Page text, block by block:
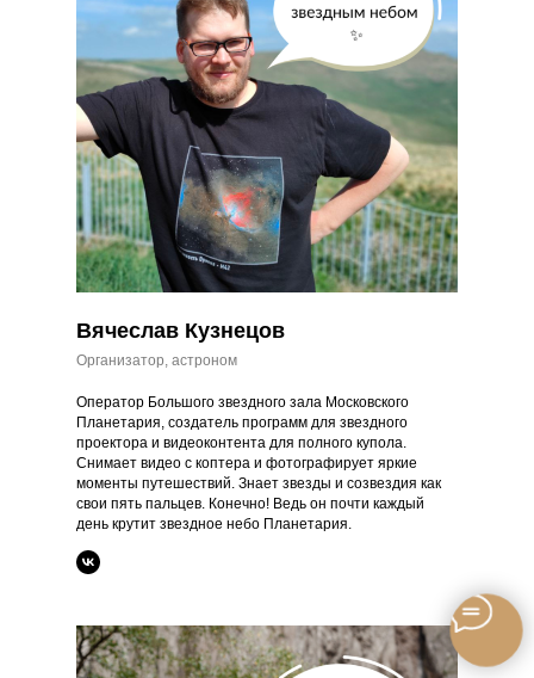
Вячеслав Кузнецов
Организатор, астроном
Оператор Большого звездного зала Московского
Планетария, создатель программ для звездного
проектора и видеоконтента для полного купола.
Снимает видео с коптера и фотографирует яркие
моменты путешествий. Знает звезды и созвездия как
свои пять пальцев. Конечно! Ведь он почти каждый
день крутит звездное небо Планетария.